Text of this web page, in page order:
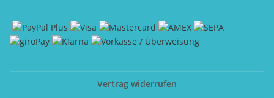
Vertrag widerrufen